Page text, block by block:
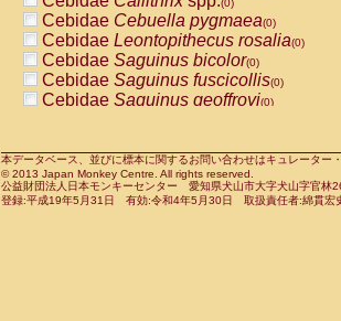
CercopithecidaeCercocebus
CercopithecidaeCercocebus
CercopithecidaeCercocebus
CercopithecidaeCercocebus
CercopithecidaeCercocebushybrid
CercopithecidaePapio anubis(0)
CercopithecidaePapio cynocephalus
CercopithecidaePapio hamadryas(0)
(0)
Cebidae Cebuella pygmaea(0)
Cebidae Leontopithecus rosalia(0)
Cebidae Saguinus bicolor(0)
Cebidae Saguinus fuscicollis(0)
Cebidae Saguinus geoffroyi(0)
CebidaeSaguinus leucopus(0)
CebidaeSaguinus midas(0)
Cebidae Saguinus mystax(0)
本データベース、並びに標本に関するお問い合わせはキュレータ
© 2013 Japan Monkey Centre. All rights reserved.
公益財団法人日本モンキーセンター 愛知県犬山市大字犬山字官
登録:平成19年5月31日 有効:令和4年5月30日 取扱責任者:綿貫宏